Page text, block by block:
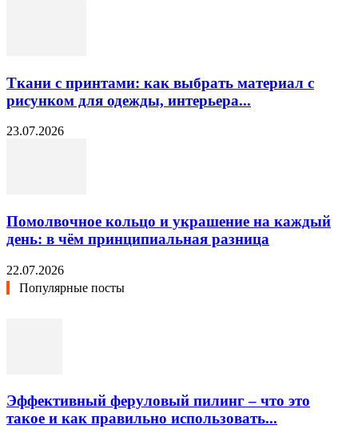
Ткани с принтами: как выбрать материал с
рисунком для одежды, интерьера...
23.07.2026
Помолвочное кольцо и украшение на каждый
день: в чём принципиальная разница
22.07.2026
Популярные посты
Эффективный феруловый пилинг – что это
такое и как правильно использовать...